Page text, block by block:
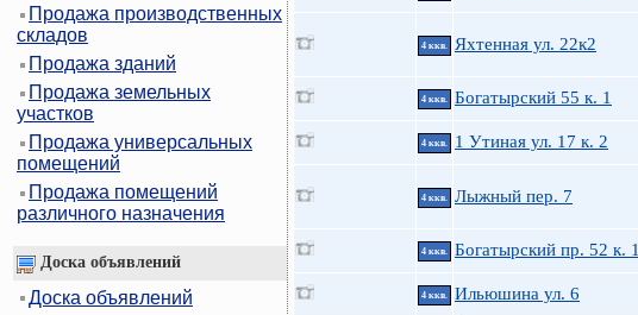
Продажа производственных
складов
Продажа зданий
Продажа земельных
участков
Продажа универсальных
помещений
Продажа помещений
различного назначения
Доска объявлений
Доска объявлений
4 ккв. Яхтенная ул. 22к2
4 ккв. Богатырский 55 к. 1
4 ккв. 1 Утиная ул. 17 к. 2
4 ккв. Лыжный пер. 7
4 ккв. Богатырский пр. 52 к. 1
4 ккв. Ильюшина ул. 6